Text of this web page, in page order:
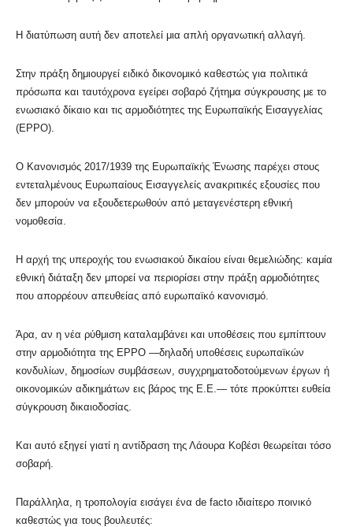
Η διατύπωση αυτή δεν αποτελεί μια απλή οργανωτική αλλαγή.
Στην πράξη δημιουργεί ειδικό δικονομικό καθεστώς για πολιτικά
πρόσωπα και ταυτόχρονα εγείρει σοβαρό ζήτημα σύγκρουσης με το
ενωσιακό δίκαιο και τις αρμοδιότητες της Ευρωπαϊκής Εισαγγελίας
(EPPO).
Ο Κανονισμός 2017/1939 της Ευρωπαϊκής Ένωσης παρέχει στους
εντεταλμένους Ευρωπαίους Εισαγγελείς ανακριτικές εξουσίες που
δεν μπορούν να εξουδετερωθούν από μεταγενέστερη εθνική
νομοθεσία.
Η αρχή της υπεροχής του ενωσιακού δικαίου είναι θεμελιώδης: καμία
εθνική διάταξη δεν μπορεί να περιορίσει στην πράξη αρμοδιότητες
που απορρέουν απευθείας από ευρωπαϊκό κανονισμό.
Άρα, αν η νέα ρύθμιση καταλαμβάνει και υποθέσεις που εμπίπτουν
στην αρμοδιότητα της EPPO —δηλαδή υποθέσεις ευρωπαϊκών
κονδυλίων, δημοσίων συμβάσεων, συγχρηματοδοτούμενων έργων ή
οικονομικών αδικημάτων εις βάρος της Ε.Ε.— τότε προκύπτει ευθεία
σύγκρουση δικαιοδοσίας.
Και αυτό εξηγεί γιατί η αντίδραση της Λάουρα Κοβέσι θεωρείται τόσο
σοβαρή.
Παράλληλα, η τροπολογία εισάγει ένα de facto ιδιαίτερο ποινικό
καθεστώς για τους βουλευτές: